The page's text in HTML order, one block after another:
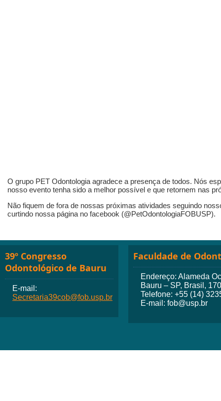
O grupo PET Odontologia agradece a presença de todos. Nós
nosso evento tenha sido a melhor possível e que retornem nas
Não fiquem de fora de nossas próximas atividades seguindo
curtindo nossa página no facebook (@PetOdontologiaFOBUSP).
39º Congresso
Odontológico de Bauru
E-mail:
Secretaria39cob@fob.usp.br
Faculdade de
Endereço: Alameda
Bauru – SP, Brasil,
Telefone: +55 (14)
E-mail: fob@usp.br